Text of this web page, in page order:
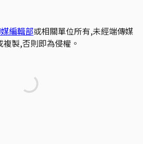
編輯部或相關單位所有,未經端傳媒
製,否則即為侵權。